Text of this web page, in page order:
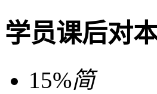
学员课后对
15%简